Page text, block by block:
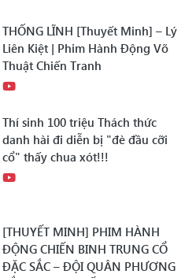
THỐNG LĨNH [Thuyết Minh] – Lý
Liên Kiệt | Phim Hành Động Võ
Thuật Chiến Tranh
Thí sinh 100 triệu Thách thức
danh hài đi diễn bị "đè đầu cỡi
cổ" thấy chua xót!!!
[THUYẾT MINH] PHIM HÀNH
ĐỘNG CHIẾN BINH TRUNG CỔ
ĐẶC SẮC – ĐỘI QUÂN PHƯƠNG